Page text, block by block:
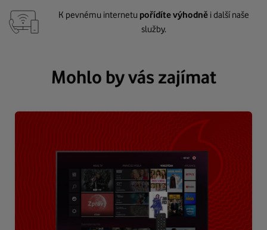
K pevnému internetu pořídíte výhodně i další naše
služby.
Mohlo by vás zajímat